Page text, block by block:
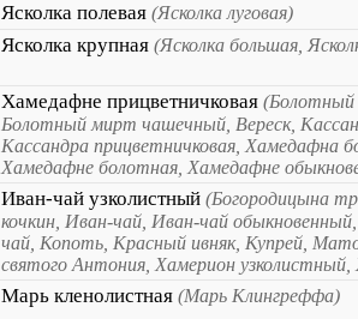
Ясколка полевая (Ясколка луговая)
Ясколка крупная (Ясколка большая,
Хамедафне прицветничковая (Болотный
Болотный мирт чашечный, Вереск,
Кассандра прицветничковая, Хамедафна
Хамедафне болотная, Хамедафне
Иван-чай узколистный (Богородицына
кочкин, Иван-чай, Иван-чай
чай, Копоть, Красный ивняк, Купрей,
святого Антония, Хамерион
Марь кленолистная (Марь Клингреффа)